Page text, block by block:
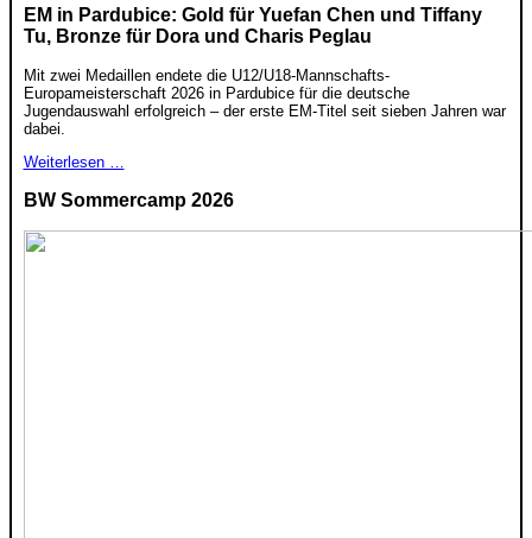
EM in Pardubice: Gold für Yuefan Chen und Tiffany
Tu, Bronze für Dora und Charis Peglau
Mit zwei Medaillen endete die U12/U18-Mannschafts-
Europameisterschaft 2026 in Pardubice für die deutsche
Jugendauswahl erfolgreich – der erste EM-Titel seit sieben Jahren war
dabei.
Weiterlesen …
BW Sommercamp 2026